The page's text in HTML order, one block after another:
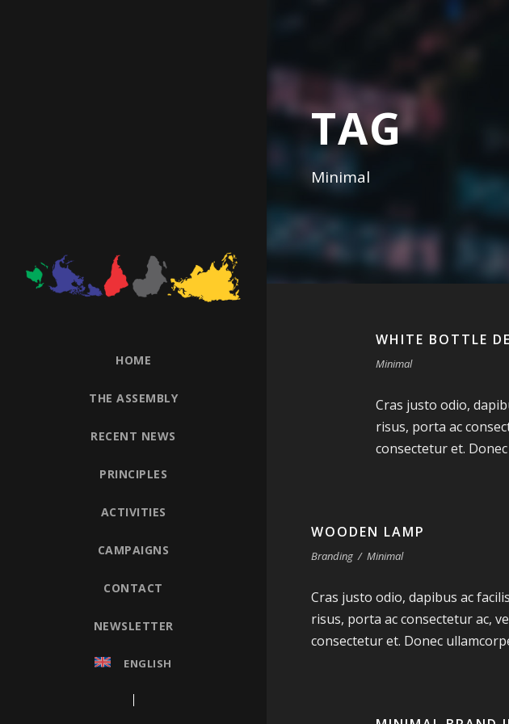
HOME
THE ASSEMBLY
RECENT NEWS
PRINCIPLES
ACTIVITIES
CAMPAIGNS
CONTACT
NEWSLETTER
ENGLISH
TAG
Minimal
WHITE BOTTLE
Minimal
Cras justo odio,
risus, porta ac
consectetur et.
WOODEN LAMP
Branding / Minimal
Cras justo odio, dapibus ac
risus, porta ac consectetur ac,
consectetur et. Donec